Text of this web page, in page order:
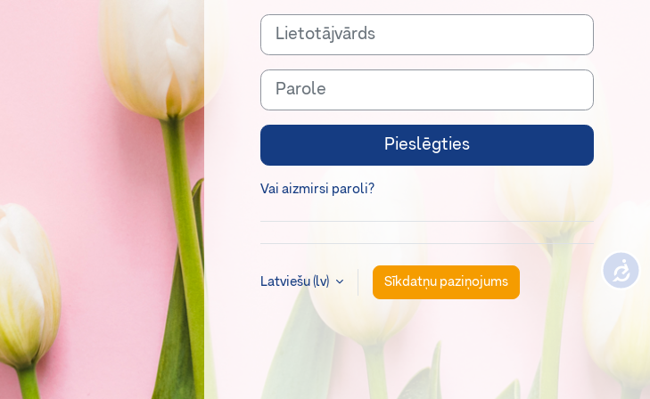
Lietotājvārds
Parole
Pieslēgties
Vai aizmirsi paroli?
Latviešu ‎(lv)‎ Sīkdatņu paziņojums